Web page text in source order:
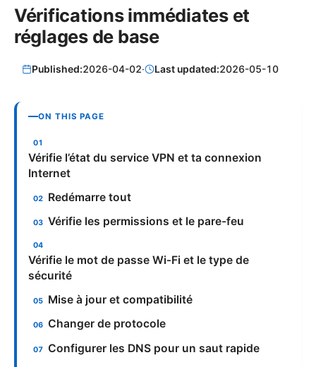
Vérifications immédiates et
réglages de base
Published:2026-04-02· Last updated:2026-05-10
ON THIS PAGE
Vérifie l’état du service VPN et ta connexion
Internet
Redémarre tout
Vérifie les permissions et le pare-feu
Vérifie le mot de passe Wi‑Fi et le type de
sécurité
Mise à jour et compatibilité
Changer de protocole
Configurer les DNS pour un saut rapide